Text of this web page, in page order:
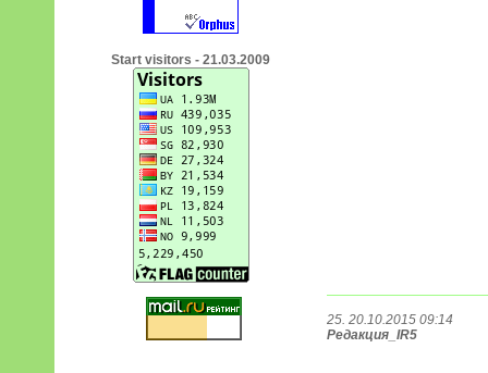
Start visitors - 21.03.2009
25. 20.10.2015 09:14
Редакция_IR5